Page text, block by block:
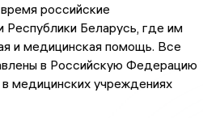
российские
Республики Беларусь, где им
и медицинская помощь. Все
в Российскую Федерацию
медицинских учреждениях